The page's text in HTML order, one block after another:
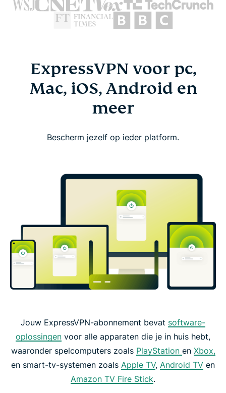
ExpressVPN voor pc,
Mac, iOS, Android en
meer
Bescherm jezelf op ieder platform.
Jouw ExpressVPN-abonnement bevat software-
oplossingen voor alle apparaten die je in huis hebt,
waaronder spelcomputers zoals PlayStation en Xbox,
en smart-tv-systemen zoals Apple TV, Android TV en
Amazon TV Fire Stick.